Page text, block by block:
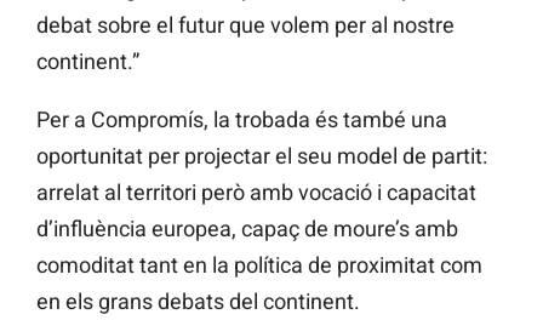
debat sobre el futur que volem per al nostre
continent.”
Per a Compromís, la trobada és també una
oportunitat per projectar el seu model de partit:
arrelat al territori però amb vocació i capacitat
d’influència europea, capaç de moure’s amb
comoditat tant en la política de proximitat com
en els grans debats del continent.